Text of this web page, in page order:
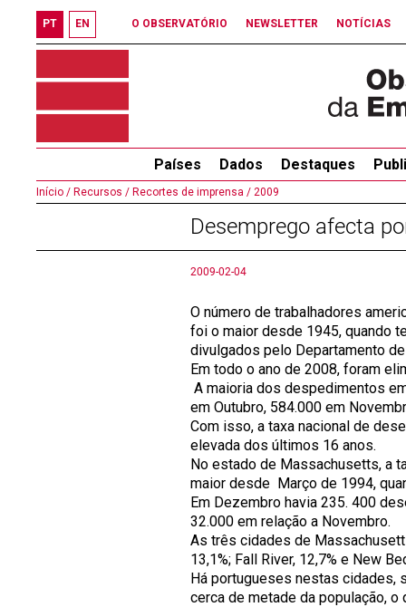
PT EN O OBSERVATÓRIO NEWSLETTER NOTÍCIAS
Países Dados Destaques
Início / Recursos / Recortes de imprensa / 2009
Desemprego afecta
2009-02-04
O número de trabalhadores
foi o maior desde 1945, quando
divulgados pelo Departamento de
Em todo o ano de 2008, foram
A maioria dos despedimentos
em Outubro, 584.000 em
Com isso, a taxa nacional de
elevada dos últimos 16 anos.
No estado de Massachusetts, a
maior desde Março de 1994,
Em Dezembro havia 235. 400
32.000 em relação a Novembro.
As três cidades de
13,1%; Fall River, 12,7% e New
Há portugueses nestas cidades,
cerca de metade da população,